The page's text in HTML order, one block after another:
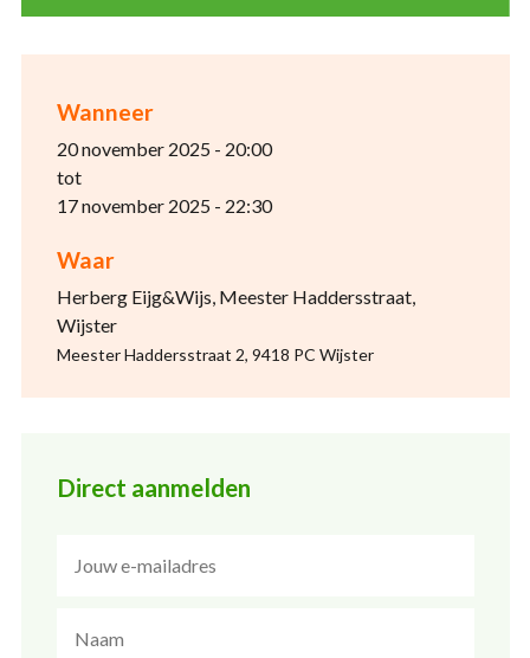
Wanneer
20 november 2025 - 20:00
tot
17 november 2025 - 22:30
Waar
Herberg Eijg&Wijs, Meester Haddersstraat,
Wijster
Meester Haddersstraat 2, 9418 PC Wijster
Direct aanmelden